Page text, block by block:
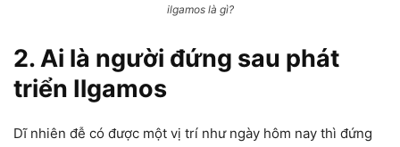
ilgamos là gì?
2. Ai là người đứng sau phát
triển Ilgamos
Dĩ nhiên đễ có được một vị trí như ngày hôm nay thì đứng